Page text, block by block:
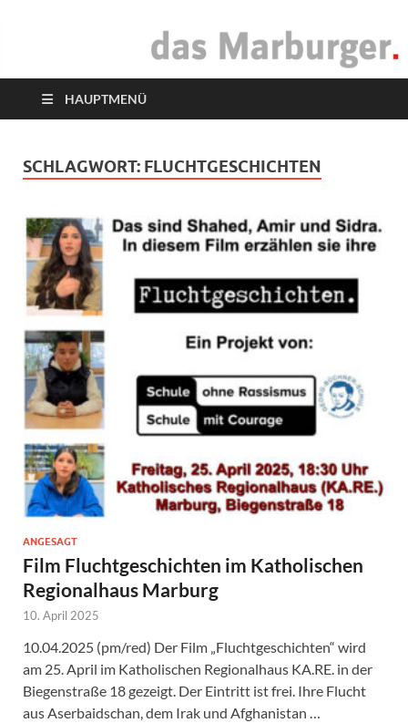
das Marburger.
HAUPTMENÜ
SCHLAGWORT: FLUCHTGESCHICHTEN
ANGESAGT
Film Fluchtgeschichten im Katholischen
Regionalhaus Marburg
10. April 2025
10.04.2025 (pm/red) Der Film „Fluchtgeschichten“ wird
am 25. April im Katholischen Regionalhaus KA.RE. in der
Biegenstraße 18 gezeigt. Der Eintritt ist frei. Ihre Flucht
aus Aserbaidschan, dem Irak und Afghanistan …